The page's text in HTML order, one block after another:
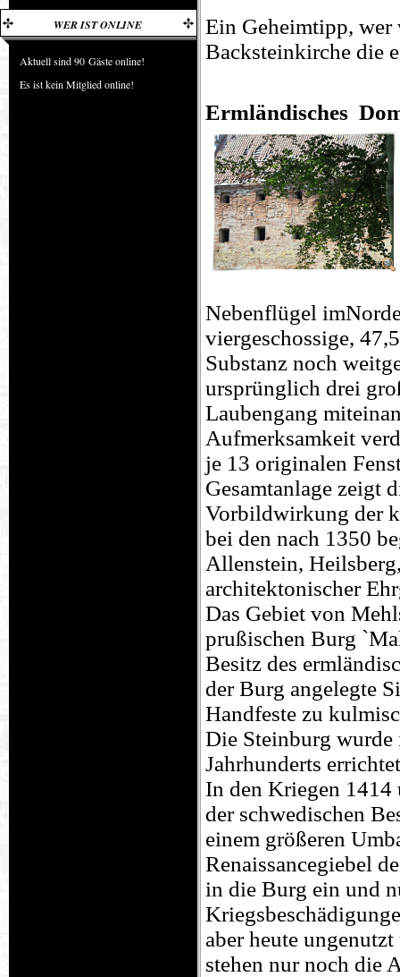
WER IST ONLINE
Aktuell sind 90 Gäste online!
Es ist kein Mitglied online!
Ein Geheimtipp, wer
Backsteinkirche die
Ermländisches
Nebenflügel
viergeschossige,
Substanz noch
ursprünglich drei
Laubengang
Aufmerksamkeit
je 13 originalen
Gesamtanlage zeigt
Vorbildwirkung der
bei den nach 1350
Allenstein,
architektonischer
Das Gebiet von
prußischen Burg
Besitz des
der Burg angelegte
Handfeste zu
Die Steinburg
Jahrhunderts
In den Kriegen 1414
der schwedischen
einem größeren
Renaissancegiebel
in die Burg ein und
aber heute
stehen nur noch die